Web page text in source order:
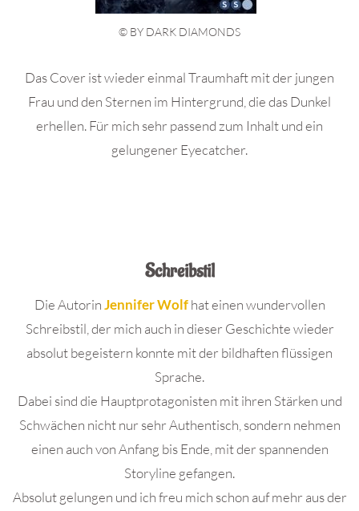
© BY DARK DIAMONDS
Das Cover ist wieder einmal Traumhaft mit der jungen
Frau und den Sternen im Hintergrund, die das Dunkel
erhellen. Für mich sehr passend zum Inhalt und ein
gelungener Eyecatcher.
Schreibstil
Die AutorinJennifer Wolf hat einen wundervollen
Schreibstil, der mich auch in dieser Geschichte wieder
absolut begeistern konnte mit der bildhaften flüssigen
Sprache.
Dabei sind die Hauptprotagonisten mit ihren Stärken und
Schwächen nicht nur sehr Authentisch, sondern nehmen
einen auch von Anfang bis Ende, mit der spannenden
Storyline gefangen.
Absolut gelungen und ich freu mich schon auf mehr aus der